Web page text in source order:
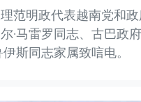
范明政代表越南党和
·马雷罗同志、古巴政
斯同志家属致唁电。